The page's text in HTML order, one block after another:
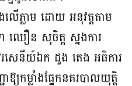
ភ្លាម ដោយ អនុវត្តតាម
ឈឿន សុចិត្ត ស្នងការ
សេនីយ៍ឯក ដួង តេង អធិការ
កម្លាំងផ្នែកនគរបាលយុត្តិ